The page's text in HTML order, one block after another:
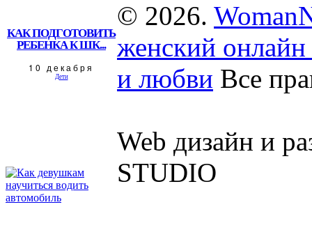
КАК ПОДГОТОВИТЬ
РЕБЕНКА К ШК...
10 декабря
Дети
© 2026.
женский
и любви Все
Web дизайн и
STUDIO